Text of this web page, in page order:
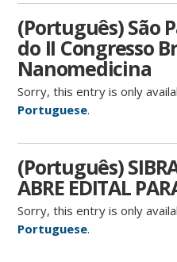
(Português) São
do II Congresso
Nanomedicina
Sorry, this entry is only
Portuguese.
(Português)
ABRE EDITAL
Sorry, this entry is only
Portuguese.